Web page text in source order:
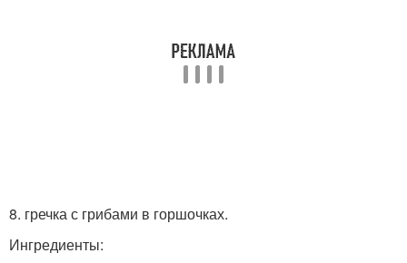
8. гречка с грибами в горшочках.
Ингредиенты: